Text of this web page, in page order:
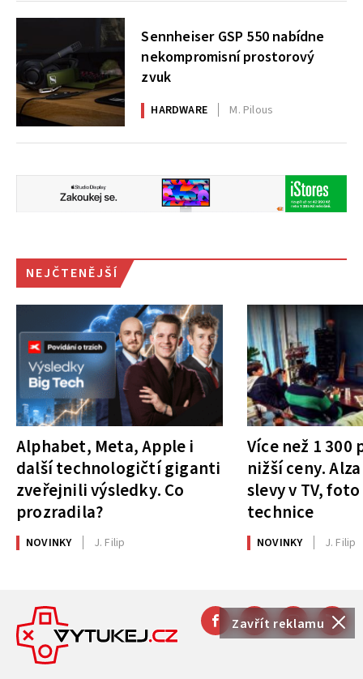
Zavřít reklamu
Sennheiser GSP 550 nabídne
nekompromisní prostorový
zvuk
HARDWARE M. Pilous
NEJČTENĚJŠÍ
Alphabet, Meta, Apple i
další technologičtí giganti
zveřejnili výsledky. Co
prozradila?
NOVINKY J. Filip
Více než 1
nižší ceny.
slevy v TV,
technice
NOVINKY J. Filip